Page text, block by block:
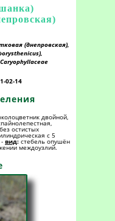
(днепровская),
02-14
двойной,
остистых
с 5
вид: стебель опушён
междоузлий.